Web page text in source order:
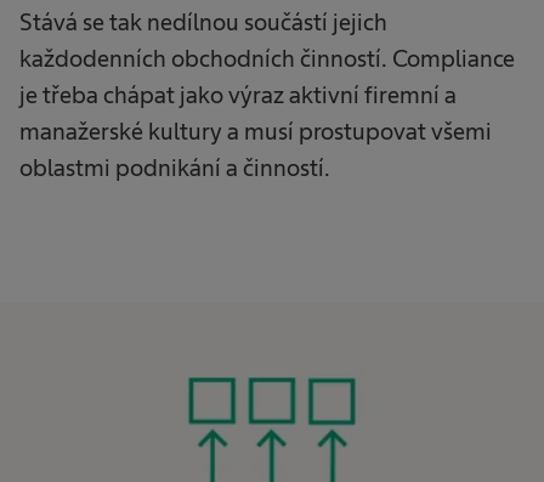
Stává se tak nedílnou součástí jejich
každodenních obchodních činností. Compliance
je třeba chápat jako výraz aktivní firemní a
manažerské kultury a musí prostupovat všemi
oblastmi podnikání a činností.